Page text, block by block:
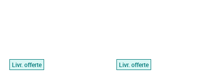
Livr. offerte
Livr. offerte